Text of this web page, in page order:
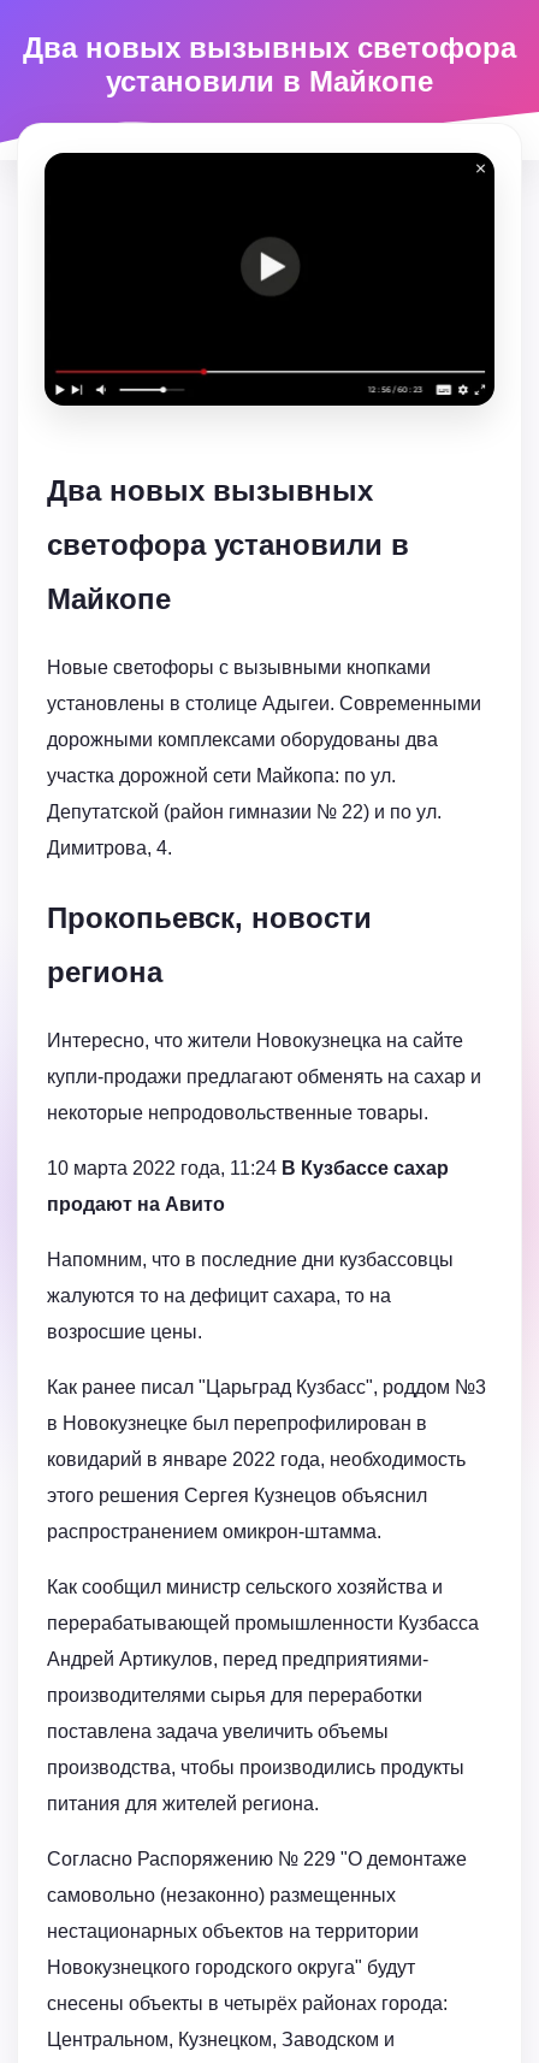
Два новых вызывных светофора
установили в Майкопе
Два новых вызывных
светофора установили в
Майкопе
Новые светофоры с вызывными кнопками
установлены в столице Адыгеи. Современными
дорожными комплексами оборудованы два
участка дорожной сети Майкопа: по ул.
Депутатской (район гимназии № 22) и по ул.
Димитрова, 4.
Прокопьевск, новости
региона
Интересно, что жители Новокузнецка на сайте
купли-продажи предлагают обменять на сахар и
некоторые непродовольственные товары.
10 марта 2022 года, 11:24 В Кузбассе сахар
продают на Авито
Напомним, что в последние дни кузбассовцы
жалуются то на дефицит сахара, то на
возросшие цены.
Как ранее писал "Царьград Кузбасс", роддом №3
в Новокузнецке был перепрофилирован в
ковидарий в январе 2022 года, необходимость
этого решения Сергея Кузнецов объяснил
распространением омикрон-штамма.
Как сообщил министр сельского хозяйства и
перерабатывающей промышленности Кузбасса
Андрей Артикулов, перед предприятиями-
производителями сырья для переработки
поставлена задача увеличить объемы
производства, чтобы производились продукты
питания для жителей региона.
Согласно Распоряжению № 229 "О демонтаже
самовольно (незаконно) размещенных
нестационарных объектов на территории
Новокузнецкого городского округа" будут
снесены объекты в четырёх районах города:
Центральном, Кузнецком, Заводском и